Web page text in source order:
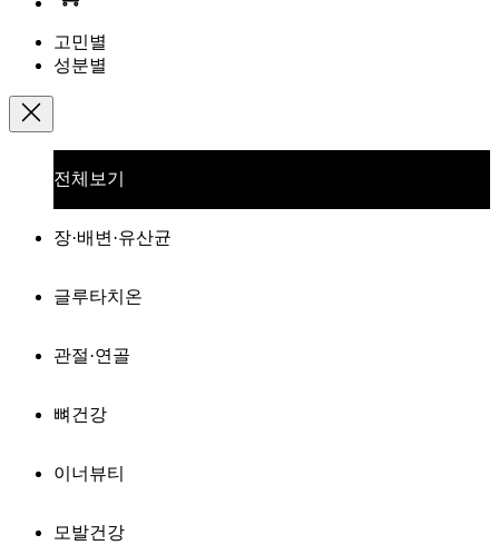
고민별
성분별
전체보기
장·배변·유산균
글루타치온
관절·연골
뼈건강
이너뷰티
모발건강